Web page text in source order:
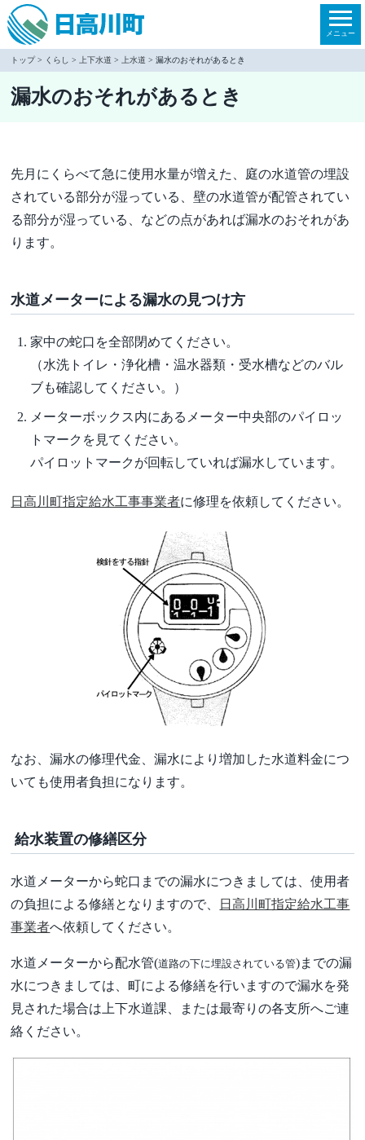
本
文
動
メニュー
トップ> くらし > 上下水道 > 上水道 > 漏水のおそれがあるとき
漏水のおそれがあるとき
先月にくらべて急に使用水量が増えた、庭の水道管の埋設
されている部分が湿っている、壁の水道管が配管されてい
る部分が湿っている、などの点があれば漏水のおそれがあ
り ます。
水道メーターによる漏水の見つけ方
家中の蛇口を全部閉めてください。
（水洗トイレ・浄化槽・温水器類・受水槽などのバル
ブも確認してください。）
メーターボックス内にあるメーター中央部のパイロッ
トマークを見てください。
パイロットマークが回転していれば漏水しています。
日高川町指定給水工事事業者に修理を依頼してください。
なお、漏水の修理代金、漏水により増加した水道料金につ
いても使用者負担になります。
給水装置の修繕区分
水道メーターから蛇口までの漏水につきましては、使用者
の負担による修繕となり ますので、
日高川町指定給水工事
事業者へ依頼してください。
水道メーターから配水管(道路の下に埋設されている管)までの漏
水につきましては、町による修繕を行いますので漏水を発
見された場合は上下水道課、
または最寄りの各支所へご連
絡ください。